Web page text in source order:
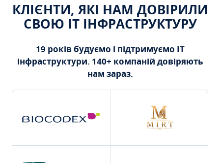
КЛІЄНТИ, ЯКІ НАМ ДОВІРИЛИ
СВОЮ ІТ ІНФРАСТРУКТУРУ
19 років будуємо і підтримуємо ІТ
інфраструктури. 140+ компаній довіряють
нам зараз.